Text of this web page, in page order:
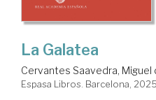
La Galatea
Cervantes Saavedra, Miguel
Espasa Libros. Barcelona, 2025